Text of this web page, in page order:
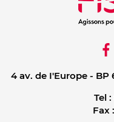
4 av. de I'Europe - BP
Tel :
Fax :